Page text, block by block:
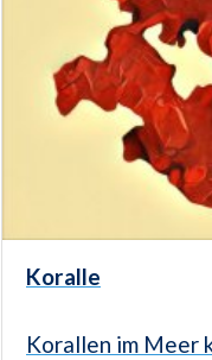
Koralle
Korallen im Meer